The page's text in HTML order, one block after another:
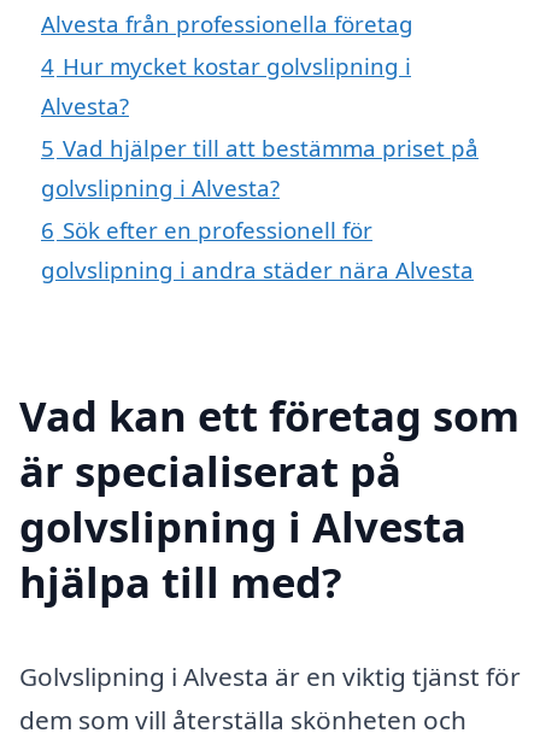
Alvesta från professionella företag
4 Hur mycket kostar golvslipning i
Alvesta?
5 Vad hjälper till att bestämma priset på
golvslipning i Alvesta?
6 Sök efter en professionell för
golvslipning i andra städer nära Alvesta
Vad kan ett företag som
är specialiserat på
golvslipning i Alvesta
hjälpa till med?
Golvslipning i Alvesta är en viktig tjänst för
dem som vill återställa skönheten och